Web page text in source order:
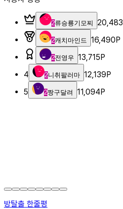
2류승룡기모찌 20,483
2캐치마인드 16,490P
2전영우 13,715P
4
2니취팔러마 12,139P
5
2짱구달려 11,094P
방탈출 한줄평